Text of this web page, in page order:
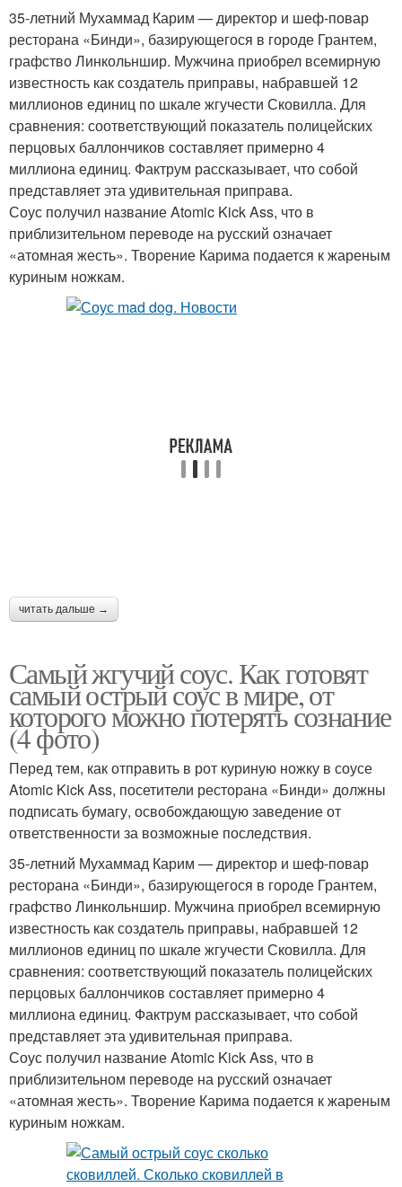
Сметанный соус
Североамериканский
соус
Соус в россии Острый каролина
35-летний Мухаммад Карим — директор и шеф-повар
ресторана «Бинди», базирующегося в городе Грантем,
графство Линкольншир. Мужчина приобрел всемирную
известность как создатель приправы, набравшей 12
миллионов единиц по шкале жгучести Сковилла. Для
сравнения: соответствующий показатель полицейских
перцовых баллончиков составляет примерно 4
миллиона единиц. Фактрум рассказывает, что собой
представляет эта удивительная приправа.
Соус получил название Atomic Kick Ass, что в
приблизительном переводе на русский означает
«атомная жесть». Творение Карима подается к жареным
куриным ножкам.
читать дальше →
Самый жгучий соус. Как готовят
самый острый соус в мире, от
которого можно потерять сознание
(4 фото)
Перед тем, как отправить в рот куриную ножку в соусе
Atomic Kick Ass, посетители ресторана «Бинди» должны
подписать бумагу, освобождающую заведение от
ответственности за возможные последствия.
35-летний Мухаммад Карим — директор и шеф-повар
ресторана «Бинди», базирующегося в городе Грантем,
графство Линкольншир. Мужчина приобрел всемирную
известность как создатель приправы, набравшей 12
миллионов единиц по шкале жгучести Сковилла. Для
сравнения: соответствующий показатель полицейских
перцовых баллончиков составляет примерно 4
миллиона единиц. Фактрум рассказывает, что собой
представляет эта удивительная приправа.
Соус получил название Atomic Kick Ass, что в
приблизительном переводе на русский означает
«атомная жесть». Творение Карима подается к жареным
куриным ножкам.